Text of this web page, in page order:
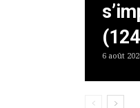
6 août